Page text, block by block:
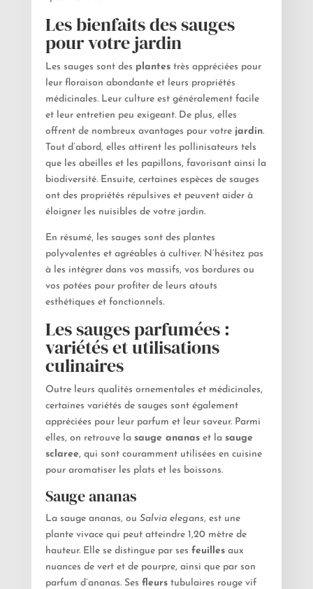
Les bienfaits des sauges
pour votre jardin
Les sauges sont des plantestrès appréciées pour
leur floraison abondante et leurs propriétés
médicinales. Leur culture est généralement facile
et leur entretien peu exigeant. De plus, elles
offrent de nombreux avantages pour votre jardin.
Tout d’abord, elles attirent les pollinisateurs tels
que les abeilles et les papillons, favorisant ainsi la
biodiversité. Ensuite, certaines espèces de sauges
ont des propriétés répulsives et peuvent aider à
éloigner les nuisibles de votre jardin.
En résumé, les sauges sont des plantes
polyvalentes et agréables à cultiver. N’hésitez pas
à les intégrer dans vos massifs, vos bordures ou
vos potées pour profiter de leurs atouts
esthétiques et fonctionnels.
Les sauges parfumées :
variétés et utilisations
culinaires
Outre leurs qualités ornementales et médicinales,
certaines variétés de sauges sont également
appréciées pour leur parfum et leur saveur. Parmi
elles, on retrouve la sauge ananaset la sauge
sclaree, qui sont couramment utilisées en cuisine
pour aromatiser les plats et les boissons.
Sauge ananas
La sauge ananas, ou Salvia elegans, est une
plante vivace qui peut atteindre 1,20 mètre de
hauteur. Elle se distingue par ses feuillesaux
nuances de vert et de pourpre, ainsi que par son
parfum d’ananas. Ses fleurstubulaires rouge vif